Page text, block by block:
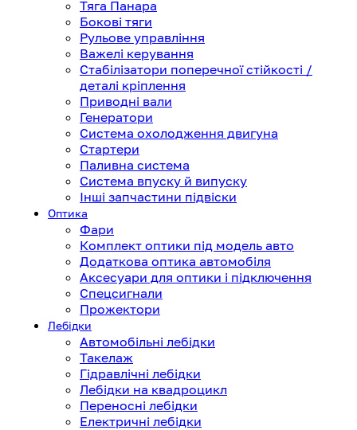
Тяга Панара
Бокові тяги
Рульове управління
Важелі керування
Стабілізатори поперечної стійкості /
деталі кріплення
Приводні вали
Генератори
Система охолодження двигуна
Стартери
Паливна система
Система впуску й випуску
Інші запчастини підвіски
Оптика
Фари
Комплект оптики під модель авто
Додаткова оптика автомобіля
Аксесуари для оптики і підключення
Спецсигнали
Прожектори
Лебідки
Автомобільні лебідки
Такелаж
Гідравлічні лебідки
Лебідки на квадроцикл
Переносні лебідки
Електричні лебідки